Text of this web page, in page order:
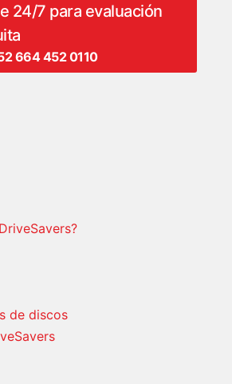
24/7 para evaluación
664 452 0110
de discos